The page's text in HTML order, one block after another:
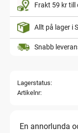
Frakt 59 kr till
Allt på lager i
Snabb
Lagerstatus
Artikelnr
En annorlunda